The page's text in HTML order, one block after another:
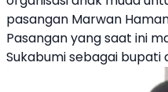
pasangan Marwan
Pasangan yang saat ini
Sukabumi sebagai bupati